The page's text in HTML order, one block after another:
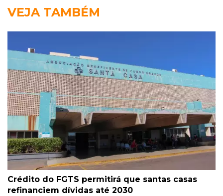
VEJA TAMBÉM
Crédito do FGTS permitirá que santas casas
refinanciem dívidas até 2030